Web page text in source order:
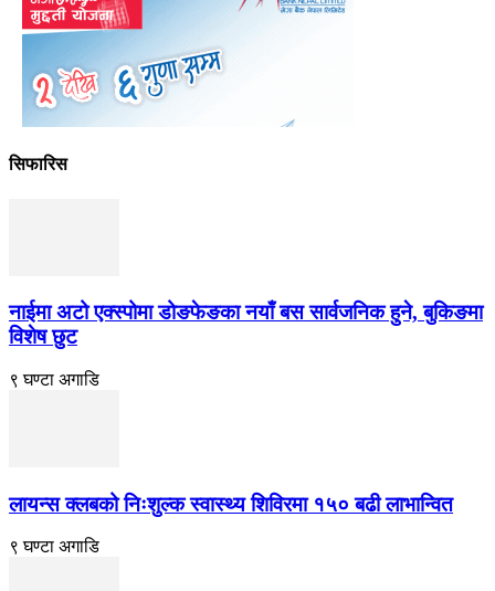
सिफारिस
नाईमा अटो एक्स्पोमा डोङफेङका नयाँ बस सार्वजनिक हुने, बुकिङमा
विशेष छुट
९ घण्टा अगाडि
लायन्स क्लबको निःशुल्क स्वास्थ्य शिविरमा १५० बढी लाभान्वित
९ घण्टा अगाडि